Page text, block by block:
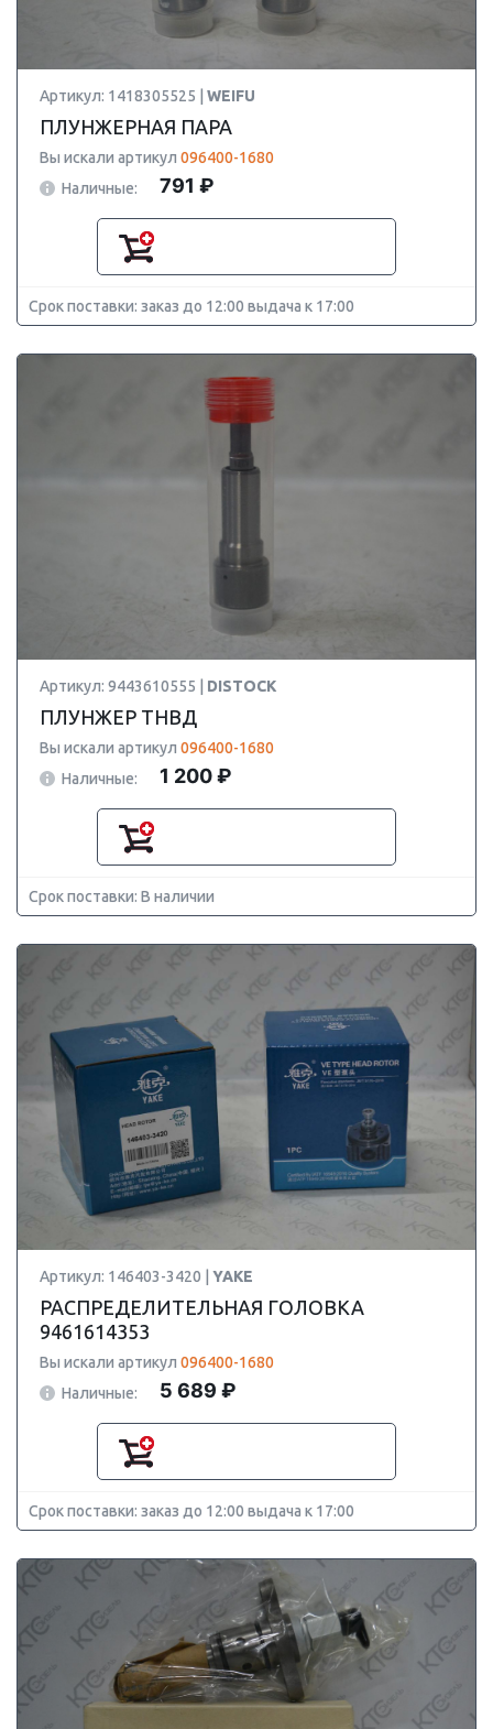
Артикул: 1418305525 | WEIFU
ПЛУНЖЕРНАЯ ПАРА
Вы искали артикул 096400-1680
Наличные:
791 ₽
Срок поставки: заказ до 12:00 выдача к 17:00
Артикул: 9443610555 | DISTOCK
ПЛУНЖЕР ТНВД
Вы искали артикул 096400-1680
Наличные:
1 200 ₽
Срок поставки: В наличии
Артикул: 146403-3420 | YAKE
РАСПРЕДЕЛИТЕЛЬНАЯ ГОЛОВКА
9461614353
Вы искали артикул 096400-1680
Наличные:
5 689 ₽
Срок поставки: заказ до 12:00 выдача к 17:00